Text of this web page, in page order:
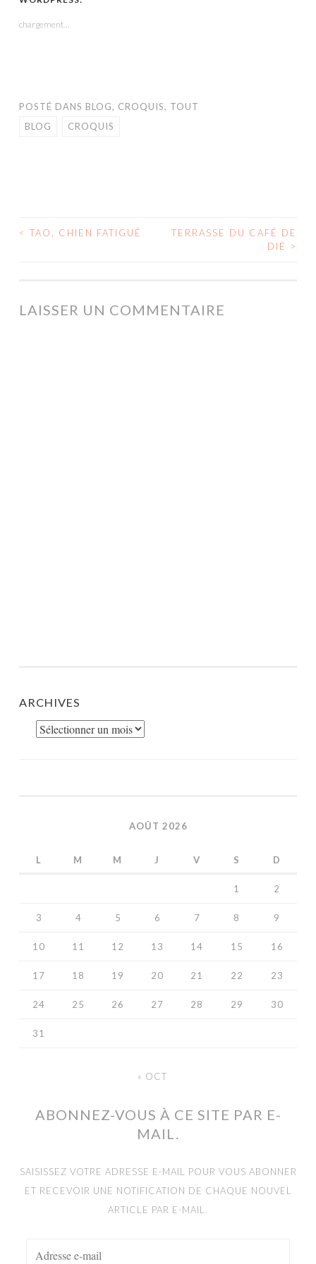
chargement…
POSTÉ DANS BLOG, CROQUIS, TOUT
BLOG
CROQUIS
NAVIGATION
ARTICLES
< TAO, CHIEN FATIGUÉ
TERRASSE DU CAFÉ DE
DIE
>
LAISSER UN COMMENTAIRE
ARCHIVES
Archives
AOÛT 2026
L M M J V S D
1 2
3 4 5 6 7 8 9
10 11 12 13 14 15 16
17 18 19 20 21 22 23
24 25 26 27 28 29 30
31
« OCT
ABONNEZ-VOUS À CE SITE PAR E-
MAIL.
SAISISSEZ VOTRE ADRESSE E-MAIL POUR VOUS ABONNER
ET RECEVOIR UNE NOTIFICATION DE CHAQUE NOUVEL
ARTICLE PAR E-MAIL.